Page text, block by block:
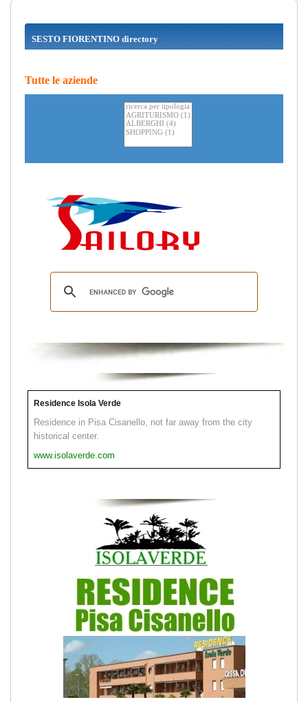
SESTO FIORENTINO directory
Tutte le aziende
Residence Isola Verde
Residence in Pisa Cisanello, not far away from the city
historical center.
www.isolaverde.com